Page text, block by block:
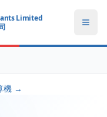
LIMITED
Limited
機 →